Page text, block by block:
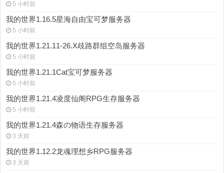
5 小时前
我的世界1.16.5星海自由宝可梦服务器
5 小时前
我的世界1.21.11-26.X歧路群组空岛服务器
5 小时前
我的世界1.21.1Cat宝可梦服务器
5 小时前
我的世界1.21.4凌度仙阁RPG生存服务器
5 小时前
我的世界1.21.4森の物语生存服务器
3 天前
我的世界1.12.2龙魂理想乡RPG服务器
3 天前